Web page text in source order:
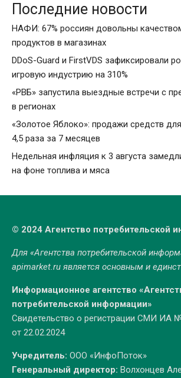
Последние новости
НАФИ: 67% россиян довольны
продуктов в магазинах
DDoS-Guard и FirstVDS зафиксировали
игровую индустрию на 310%
«РВБ» запустила выездные встречи с
в регионах
«Золотое Яблоко»: продажи средств
4,5 раза за 7 месяцев
Недельная инфляция к 3 августа
на фоне топлива и мяса
© 2024 Агентство потребительской
Для «Агентства потребительской
apimarket.ruявляется основным и
Информационное агентство
потребительской информации»
Свидетельство о регистрации СМИ ИА
от 22.02.2024
Учредитель: ООО «ИнфоПоток»
Генеральный директор: Волхонцев